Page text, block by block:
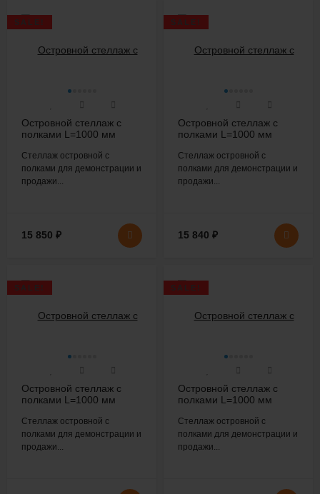
SALE!
Островной стеллаж с
полками L=1000 мм
Стеллаж островной с
полками для демонстрации и
продажи...
15 850 ₽
SALE!
Островной стеллаж с
полками L=1000 мм
Стеллаж островной с
полками для демонстрации и
продажи...
15 840 ₽
SALE!
Островной стеллаж с
полками L=1000 мм
Стеллаж островной с
полками для демонстрации и
продажи...
SALE!
Островной стеллаж с
полками L=1000 мм
Стеллаж островной с
полками для демонстрации и
продажи...